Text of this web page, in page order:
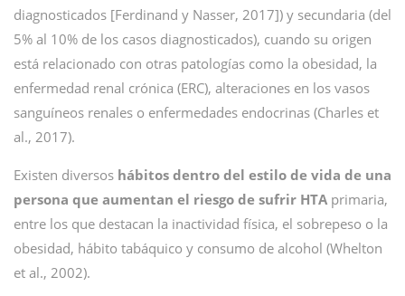
diagnosticados [Ferdinand y Nasser, 2017]) y secundaria (del
5% al 10% de los casos diagnosticados), cuando su origen
está relacionado con otras patologías como la obesidad, la
enfermedad renal crónica (ERC), alteraciones en los vasos
sanguíneos renales o enfermedades endocrinas (Charles et
al., 2017).
Existen diversos hábitos dentro del estilo de vida de una
persona que aumentan el riesgo de sufrir HTA primaria,
entre los que destacan la inactividad física, el sobrepeso o la
obesidad, hábito tabáquico y consumo de alcohol (Whelton
et al., 2002).